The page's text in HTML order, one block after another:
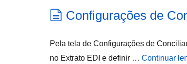
Configurações de
Pela tela de Configurações de
no Extrato EDI e definir … Continuar